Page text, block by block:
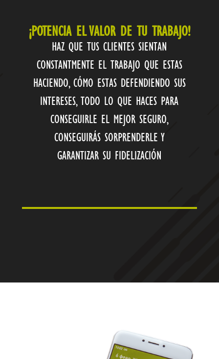
¡POTENCIA EL VALOR DE TU TRABAJO!
HAZ QUE TUS CLIENTES SIENTAN
CONSTANTMENTE EL TRABAJO QUE ESTAS
HACIENDO, CÓMO ESTAS DEFENDIENDO SUS
INTERESES, TODO LO QUE HACES PARA
CONSEGUIRLE EL MEJOR SEGURO,
CONSEGUIRÁS SORPRENDERLE Y
GARANTIZAR SU FIDELIZACIÓN